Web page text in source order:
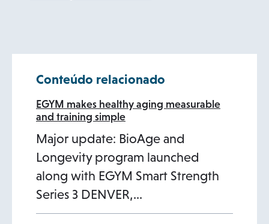
i
n
n
e
w
a
Conteúdo relacionado
EGYM makes healthy aging measurable
and training simple
Major update: BioAge and
Longevity program launched
along with EGYM Smart Strength
Series 3 DENVER,…